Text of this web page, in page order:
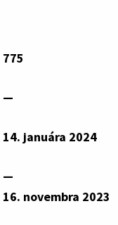
775
—
14. januára 2024
—
16. novembra 2023